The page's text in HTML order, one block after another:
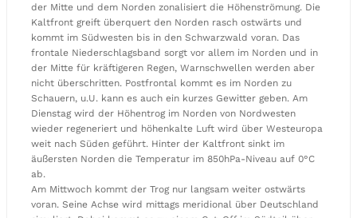
der Mitte und dem Norden zonalisiert die Höhenströmung. Die
Kaltfront greift überquert den Norden rasch ostwärts und
kommt im Südwesten bis in den Schwarzwald voran. Das
frontale Niederschlagsband sorgt vor allem im Norden und in
der Mitte für kräftigeren Regen, Warnschwellen werden aber
nicht überschritten. Postfrontal kommt es im Norden zu
Schauern, u.U. kann es auch ein kurzes Gewitter geben. Am
Dienstag wird der Höhentrog im Norden von Nordwesten
wieder regeneriert und höhenkalte Luft wird über Westeuropa
weit nach Süden geführt. Hinter der Kaltfront sinkt im
äußersten Norden die Temperatur im 850hPa-Niveau auf 0°C
ab.
Am Mittwoch kommt der Trog nur langsam weiter ostwärts
voran. Seine Achse wird mittags meridional über Deutschland